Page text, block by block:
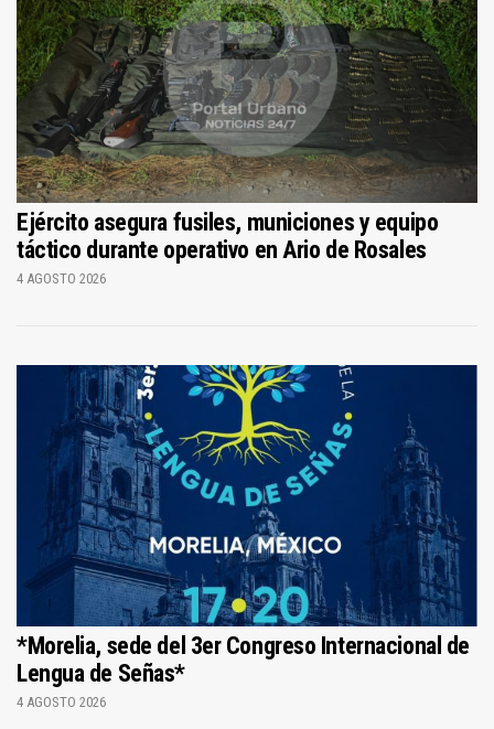
Ejército asegura fusiles, municiones y equipo
táctico durante operativo en Ario de Rosales
4 AGOSTO 2026
*Morelia, sede del 3er Congreso Internacional de
Lengua de Señas*
4 AGOSTO 2026